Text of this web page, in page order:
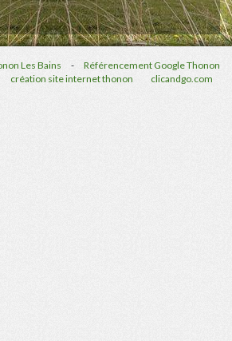
Les Bains -
Référencement Google Thonon
création site internet thonon clicandgo.com